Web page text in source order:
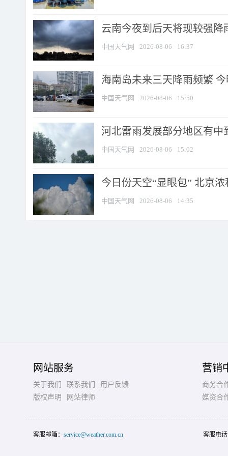
云南今夜到后天将现较强降
中国天气网 2026-08-06 16:37
海南岛未来三天降雨频繁
中国天气网 2026-08-06 15:50
河北雷雨发展部分地区有中
中国天气网 2026-08-06 15:02
今日份天空“显眼包” 北京
中国天气网 2026-08-06 14:35
网站服务
关于我们 联系我们
用户反馈
版权声明
网站律师
营销
商务合
媒资合
客服邮箱： service@weather.com.cn 客服电